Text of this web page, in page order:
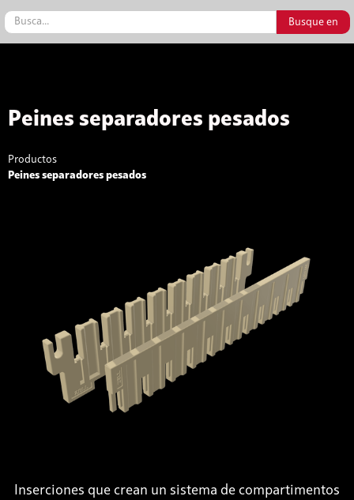
Peines separadores pesados
Productos
Peines separadores pesados
Inserciones que crean un sistema de compartimentos